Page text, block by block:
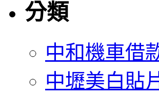
分類
中和機車借
中壢美白貼